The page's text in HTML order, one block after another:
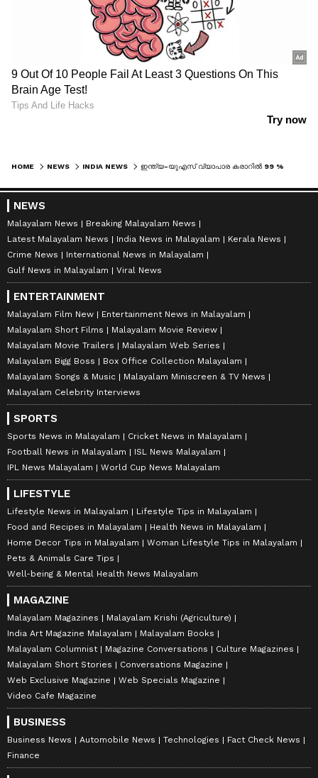
HOME NEWS INDIA NEWS
NEWS
Malayalam News
Breaking Malayalam News
Latest Malayalam News
India News in Malayalam
Kerala News
Crime News
International News in Malayalam
Gulf News in Malayalam
Viral News
ENTERTAINMENT
Malayalam Film New
Entertainment News in Malayalam
Malayalam Short Films
Malayalam Movie Review
Malayalam Movie Trailers
Malayalam Web Series
Malayalam Bigg Boss
Box Office Collection Malayalam
Malayalam Songs & Music
Malayalam Miniscreen & TV News
Malayalam Celebrity Interviews
SPORTS
Sports News in Malayalam
Cricket News in Malayalam
Football News in Malayalam
ISL News Malayalam
IPL News Malayalam
World Cup News Malayalam
LIFESTYLE
Lifestyle News in Malayalam
Lifestyle Tips in Malayalam
Food and Recipes in Malayalam
Health News in Malayalam
Home Decor Tips in Malayalam
Woman Lifestyle Tips in Malayalam
Pets & Animals Care Tips
Well-being & Mental Health News Malayalam
MAGAZINE
Malayalam Magazines
Malayalam Krishi (Agriculture)
India Art Magazine Malayalam
Malayalam Books
Malayalam Columnist
Magazine Conversations
Culture Magazines
Malayalam Short Stories
Conversations Magazine
Web Exclusive Magazine
Web Specials Magazine
Video Cafe Magazine
BUSINESS
Business News Automobile News Technologies
Fact Check News
Finance